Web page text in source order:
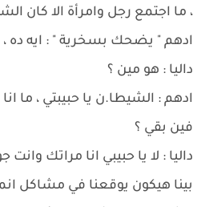
، ما اجتمع رجل وامرأة الا كان
ادهم " يضحك بسخرية " : ايه ده ،
داليا : هو مين ؟
ادهم : الشيطا.ن يا حبيبتي ، ما انا
فين بقي ؟
داليا : لا يا حبيبي انا مراتك
بينا هيكون يوقعنا في مشاكل